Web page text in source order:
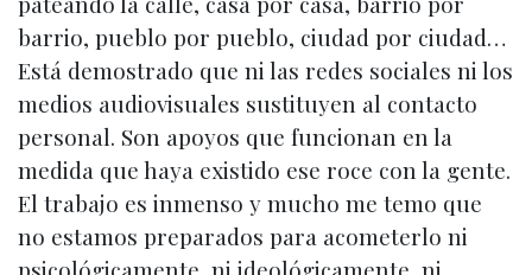
barrio, pueblo por pueblo, ciudad por ciudad…
Está demostrado que ni las redes sociales ni los
medios audiovisuales sustituyen al contacto
personal. Son apoyos que funcionan en la
medida que haya existido ese roce con la gente.
El trabajo es inmenso y mucho me temo que
no estamos preparados para acometerlo ni